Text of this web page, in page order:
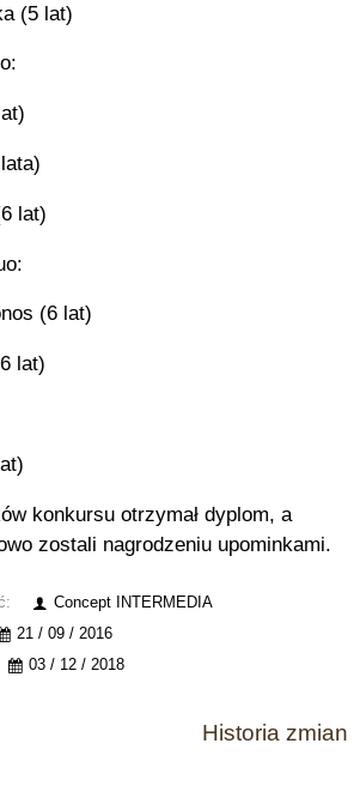
(5 lat)
lat)
(6 lat)
lat)
konkursu otrzymał dyplom, a
zostali nagrodzeniu upominkami.
Concept INTERMEDIA
21 / 09 / 2016
03 / 12 / 2018
Historia zmian